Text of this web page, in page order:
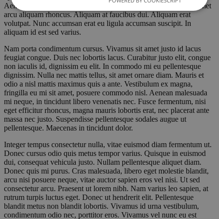
Aenean facilisis tincidunt fermentum. Aenean sit amet risus sit amet
arcu aliquam rhoncus. Aliquam at faucibus dui. Aliquam erat
volutpat. Nunc accumsan erat eu ligula accumsan suscipit. In
aliquam id est sed varius.
Nam porta condimentum cursus. Vivamus sit amet justo id lacus
feugiat congue. Duis nec lobortis lacus. Curabitur justo elit, congue
non iaculis id, dignissim eu elit. In commodo mi eu pellentesque
dignissim. Nulla nec mattis tellus, sit amet ornare diam. Mauris et
odio a nisl mattis maximus quis a ante. Vestibulum ex magna,
fringilla eu mi sit amet, posuere commodo nisl. Aenean malesuada
mi neque, in tincidunt libero venenatis nec. Fusce fermentum, nisi
eget efficitur rhoncus, magna mauris lobortis erat, nec placerat ante
massa nec justo. Suspendisse pellentesque sodales augue ut
pellentesque. Maecenas in tincidunt dolor.
Integer tempus consectetur nulla, vitae euismod diam fermentum ut.
Donec cursus odio quis metus tempor varius. Quisque in euismod
dui, consequat vehicula justo. Nullam pellentesque aliquet diam.
Donec quis mi purus. Cras malesuada, libero eget molestie blandit,
arcu nisi posuere neque, vitae auctor sapien eros vel nisi. Ut sed
consectetur arcu. Praesent ut lorem nibh. Nam varius leo sapien, at
rutrum turpis luctus eget. Donec ut hendrerit elit. Pellentesque
blandit metus non blandit lobortis. Vivamus id urna vestibulum,
condimentum odio nec, porttitor eros. Vivamus vel nunc eu est